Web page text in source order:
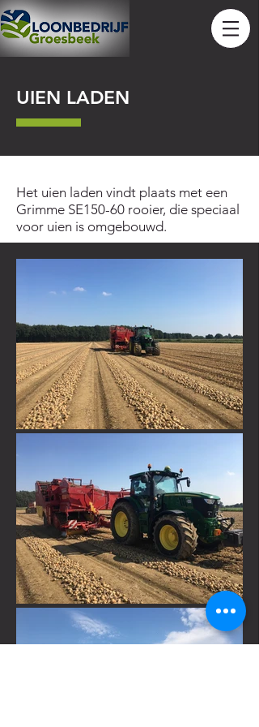
Het uien laden vindt plaats met een
Grimme SE150-60 rooier, die speciaal
voor uien is omgebouwd.
UIEN LADEN